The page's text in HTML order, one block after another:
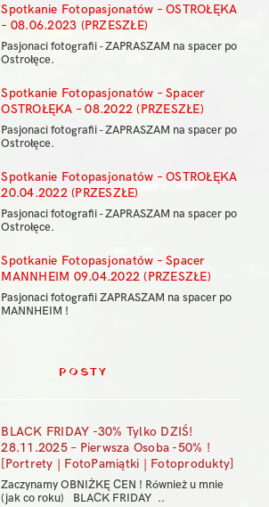
Spotkanie Fotopasjonatów – OSTROŁĘKA
– 08.06.2023 (PRZESZŁE)
Pasjonaci fotografii - ZAPRASZAM na spacer po
Ostrołęce.
Spotkanie Fotopasjonatów – Spacer
OSTROŁĘKA – 08.2022 (PRZESZŁE)
Pasjonaci fotografii - ZAPRASZAM na spacer po
Ostrołęce.
Spotkanie Fotopasjonatów – OSTROŁĘKA
20.04.2022 (PRZESZŁE)
Pasjonaci fotografii - ZAPRASZAM na spacer po
Ostrołęce.
Spotkanie Fotopasjonatów – Spacer
MANNHEIM 09.04.2022 (PRZESZŁE)
Pasjonaci fotografii ZAPRASZAM na spacer po
MANNHEIM !
POSTY
BLACK FRIDAY -30% Tylko DZIŚ!
28.11.2025 – Pierwsza Osoba -50% !
[Portrety | FotoPamiątki | Fotoprodukty]
Zaczynamy OBNIŻKĘ CEN ! Również u mnie
(jak co roku) BLACK FRIDAY ..